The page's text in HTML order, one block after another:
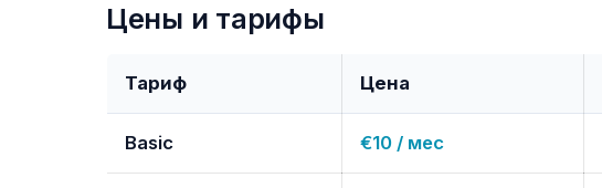
Цены и тарифы
Тариф Цена
Basic €10 / мес